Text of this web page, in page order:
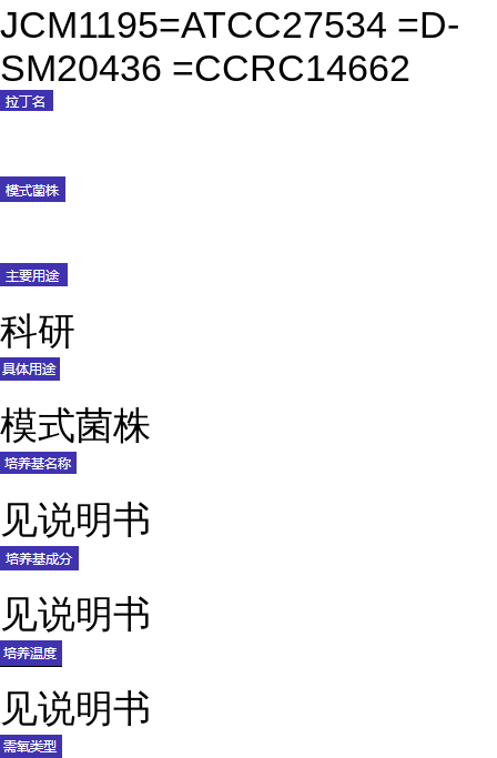
JCM1195=ATCC27534 =D-
SM20436 =CCRC14662
科研
模式菌株
见说明书
见说明书
见说明书